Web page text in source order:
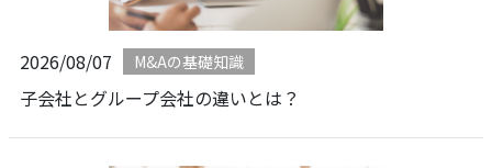
2026/08/07 M&Aの基礎知識
子会社とグループ会社の違いとは？